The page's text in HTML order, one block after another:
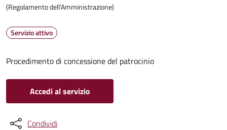
(Regolamento dell'Amministrazione)
Servizio attivo
Procedimento di concessione del patrocinio
Accedi al servizio
Condividi